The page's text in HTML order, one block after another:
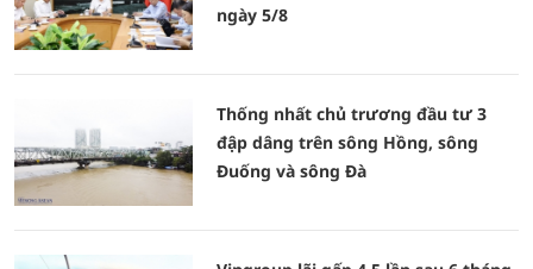
ngày 5/8
Thống nhất chủ trương đầu tư 3
đập dâng trên sông Hồng, sông
Đuống và sông Đà